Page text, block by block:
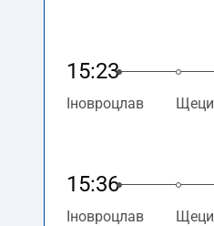
15:23
Іновроцлав
15:36
Іновроцлав